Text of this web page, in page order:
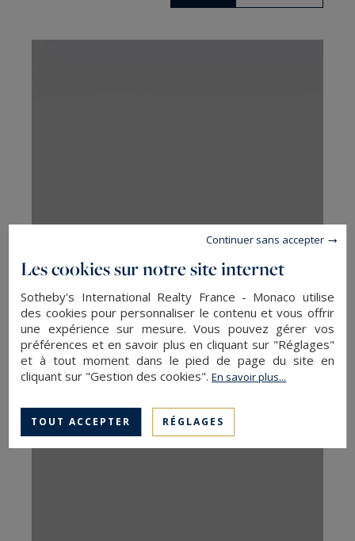
Sotheby's International Realty
2, rue de Chézy
92200 Neuilly sur Seine, France
+33 1 41 25 00 00
Les cookies sur notre site internet
Sotheby's International Realty France - Monaco utilise
des cookies pour personnaliser le contenu et vous offrir
une expérience sur mesure. Vous pouvez gérer vos
préférences et en savoir plus en cliquant sur "Réglages"
et à tout moment dans le pied de page du site en
cliquant sur "Gestion des cookies".En savoir plus...
TOUT ACCEPTER RÉGLAGES
Continuer sans accepter